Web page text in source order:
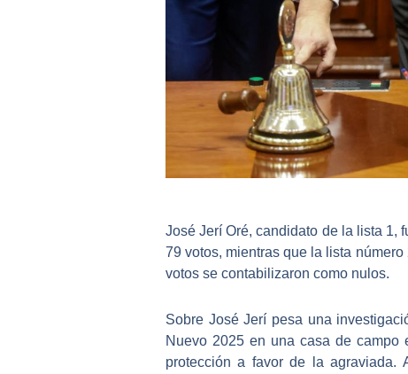
José Jerí Oré, candidato de la lista 1,
79 votos, mientras que la lista
votos se contabilizaron como nulos.
Sobre José Jerí pesa una
Nuevo 2025 en una casa de
protección a favor de la agraviada.